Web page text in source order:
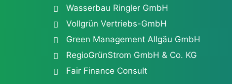
Wasserbau Ringler GmbH
Vollgrün Vertriebs-GmbH
Green Management Allgäu GmbH
RegioGrünStrom GmbH & Co. KG
Fair Finance Consult